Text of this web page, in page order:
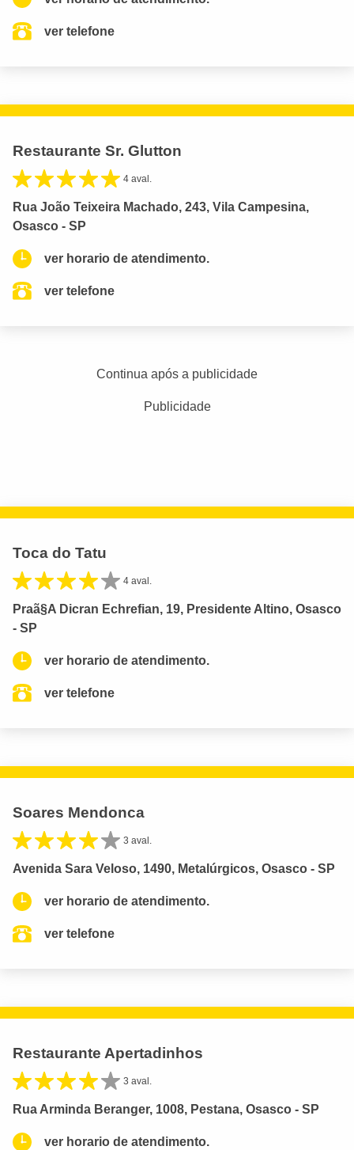
ver telefone
Restaurante Sr. Glutton
4 aval.
Rua João Teixeira Machado, 243, Vila Campesina,
Osasco - SP
ver horario de atendimento.
ver telefone
Continua após a publicidade
Publicidade
Toca do Tatu
4 aval.
Praã§A Dicran Echrefian, 19, Presidente Altino, Osasco
- SP
ver horario de atendimento.
ver telefone
Soares Mendonca
3 aval.
Avenida Sara Veloso, 1490, Metalúrgicos, Osasco - SP
ver horario de atendimento.
ver telefone
Restaurante Apertadinhos
3 aval.
Rua Arminda Beranger, 1008, Pestana, Osasco - SP
ver horario de atendimento.